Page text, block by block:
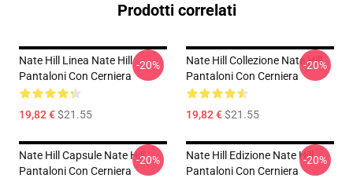
Prodotti correlati
Nate Hill Linea Nate Hill
Pantaloni Con Cerniera
19,82 €$21.55
-20%
Nate Hill Collezione Nate Hill
Pantaloni Con Cerniera
19,82 €$21.55
-20%
Nate Hill Capsule Nate Hill
Pantaloni Con Cerniera
-20%
Nate Hill Edizione Nate Hill
Pantaloni Con Cerniera
-20%